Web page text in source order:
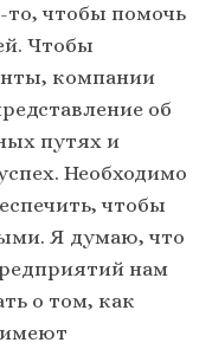
чтобы помочь
Чтобы
компании
об
путях и
Необходимо
чтобы
Я думаю, что
нам
о том, как